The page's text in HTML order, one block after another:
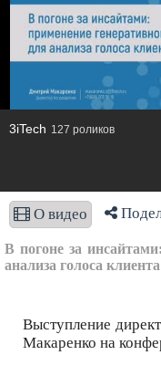
3iTech 127 роликов
О видео
В погоне за
анализа голоса
Выступление
Макаренко на